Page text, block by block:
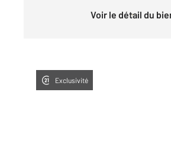
Voir le détail du
Exclusivité